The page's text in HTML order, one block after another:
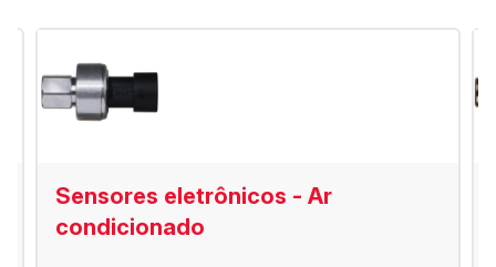
Sensores eletrônicos - Ar
condicionado